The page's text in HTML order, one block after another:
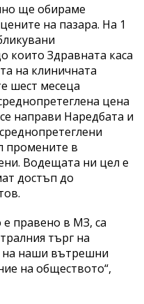
ще обираме
на пазара. На 1
които Здравната каса
на клиничната
шест месеца
цена
направи Наредбата и
промените в
Водещата ни цел е
достъп до
правено в МЗ, са
търг на
на наши вътрешни
на обществото“,